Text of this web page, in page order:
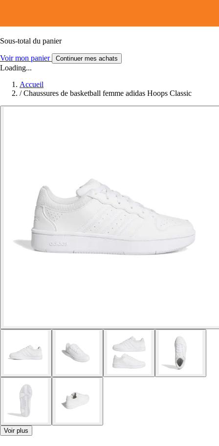
Sous-total du panier
Voir mon panier Continuer mes achats
Loading...
Accueil
/ Chaussures de basketball femme adidas Hoops Classic
Voir plus